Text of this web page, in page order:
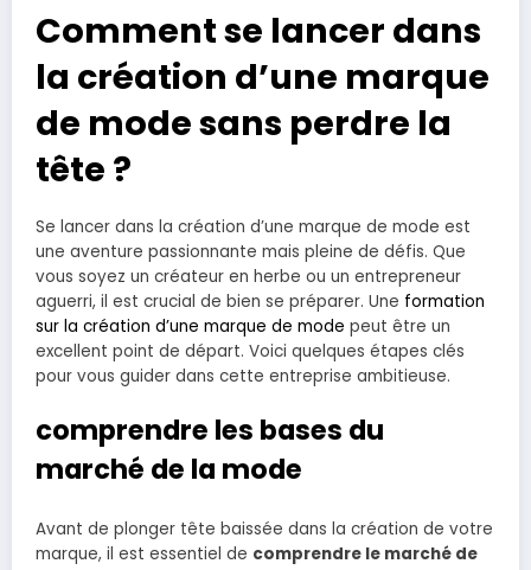
Comment se lancer dans
la création d’une marque
de mode sans perdre la
tête ?
Se lancer dans la création d’une marque de mode est
une aventure passionnante mais pleine de défis. Que
vous soyez un créateur en herbe ou un entrepreneur
aguerri, il est crucial de bien se préparer. Une formation
sur la création d’une marque de mode peut être un
excellent point de départ. Voici quelques étapes clés
pour vous guider dans cette entreprise ambitieuse.
comprendre les bases du
marché de la mode
Avant de plonger tête baissée dans la création de votre
marque, il est essentiel de comprendre le marché de